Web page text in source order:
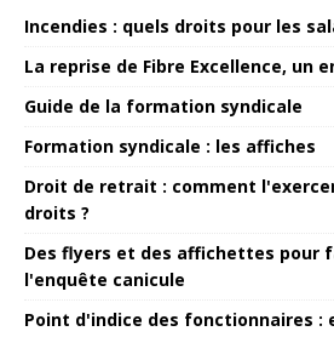
Incendies : quels droits pour les
La reprise de Fibre Excellence, un
Guide de la formation syndicale
Formation syndicale : les affiches
Droit de retrait : comment
droits ?
Des flyers et des affichettes pour
l'enquête canicule
Point d'indice des fonctionnaires :